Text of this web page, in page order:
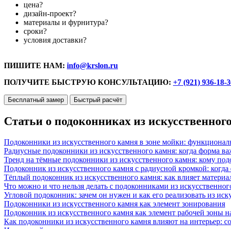
цена?
дизайн-проект?
материалы и фурнитура?
сроки?
условия доставки?
ПИШИТЕ НАМ: info@krslon.ru
ПОЛУЧИТЕ БЫСТРУЮ КОНСУЛЬТАЦИЮ: +7 (921) 936-18-
Бесплатный замер Быстрый расчёт
Статьи о подоконниках из
Подоконники из искусственного камня в зоне мойки:
Радиусные подоконники из искусственного камня: когда форма
Тренд на тёмные подоконники из искусственного камня: кому
Подоконник из искусственного камня с радиусной кромкой:
Тёплый подоконник из искусственного камня: как влияет
Что можно и что нельзя делать с подоконниками из
Угловой подоконник: зачем он нужен и как его реализовать из
Подоконники из искусственного камня как элемент зонирования
Подоконник из искусственного камня как элемент рабочей зоны
Как подоконники из искусственного камня влияют на интерьер: